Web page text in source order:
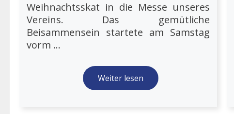
Weihnachtsskat in die Messe unseres
Vereins. Das gemütliche
Beisammensein startete am Samstag
vorm ...
Weiter lesen